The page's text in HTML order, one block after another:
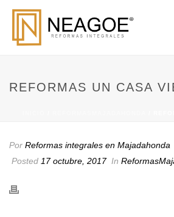
REFORMAS UN CASA
Por Reformas integrales en Majadahonda
Posted 17 octubre, 2017 In